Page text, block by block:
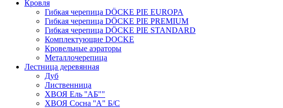
Кровля
Гибкая черепица DÖCKE PIE EUROPA
Гибкая черепица DÖCKE PIE PREMIUM
Гибкая черепица DÖCKE PIE STANDARD
Комплектующие DOCKE
Кровельные аэраторы
Металлочерепица
Лестница деревянная
Дуб
Лиственница
ХВОЯ Ель ''AБ""
ХВОЯ Сосна ''A" Б/С